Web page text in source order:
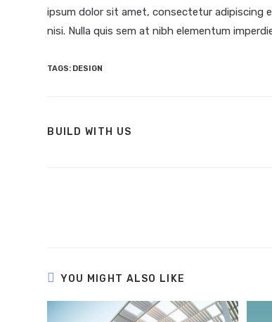
ipsum dolor sit amet, consectetur adipiscing
nisi. Nulla quis sem at nibh elementum
TAGS: DESIGN
BUILD WITH US
YOU MIGHT ALSO LIKE